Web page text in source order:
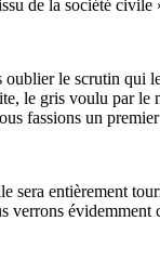
de la société
le scrutin qui
le gris voulu par
fassions un
sera entièrement
verrons